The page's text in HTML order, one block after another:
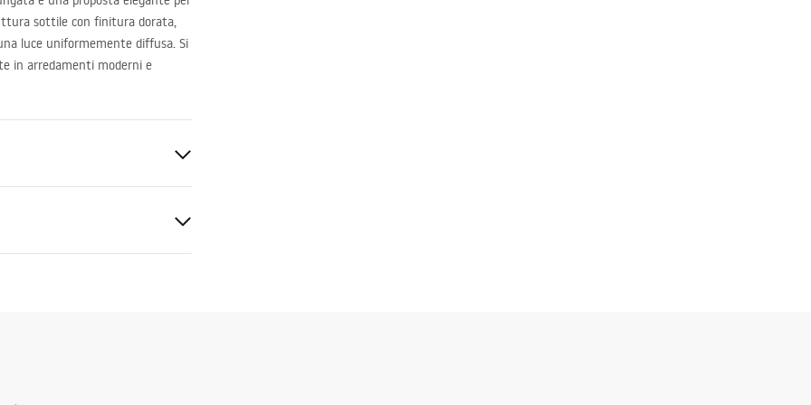
sottile con finitura dorata,
luce uniformemente diffusa. Si
in arredamenti moderni e